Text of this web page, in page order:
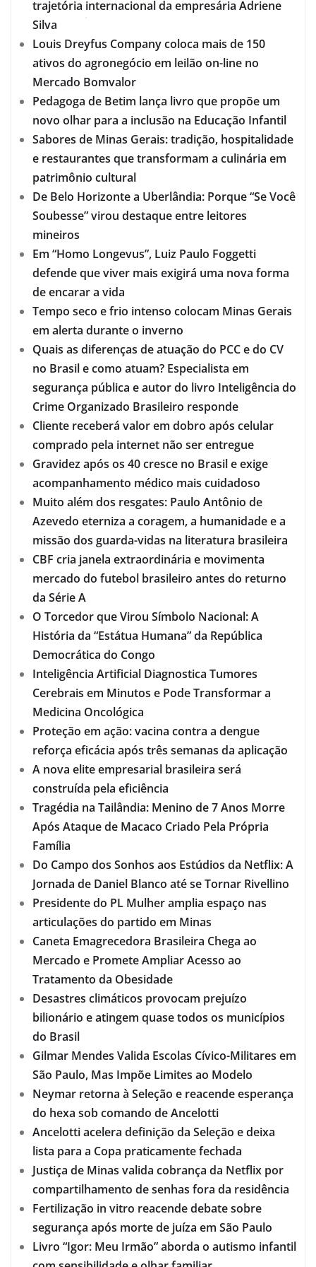
trajetória internacional da empresária Adriene
Silva
Louis Dreyfus Company coloca mais de 150
ativos do agronegócio em leilão on-line no
Mercado Bomvalor
Pedagoga de Betim lança livro que propõe um
novo olhar para a inclusão na Educação Infantil
Sabores de Minas Gerais: tradição, hospitalidade
e restaurantes que transformam a culinária em
patrimônio cultural
De Belo Horizonte a Uberlândia: Porque “Se Você
Soubesse” virou destaque entre leitores
mineiros
Em “Homo Longevus”, Luiz Paulo Foggetti
defende que viver mais exigirá uma nova forma
de encarar a vida
Tempo seco e frio intenso colocam Minas Gerais
em alerta durante o inverno
Quais as diferenças de atuação do PCC e do CV
no Brasil e como atuam? Especialista em
segurança pública e autor do livro Inteligência do
Crime Organizado Brasileiro responde
Cliente receberá valor em dobro após celular
comprado pela internet não ser entregue
Gravidez após os 40 cresce no Brasil e exige
acompanhamento médico mais cuidadoso
Muito além dos resgates: Paulo Antônio de
Azevedo eterniza a coragem, a humanidade e a
missão dos guarda-vidas na literatura brasileira
CBF cria janela extraordinária e movimenta
mercado do futebol brasileiro antes do returno
da Série A
O Torcedor que Virou Símbolo Nacional: A
História da “Estátua Humana” da República
Democrática do Congo
Inteligência Artificial Diagnostica Tumores
Cerebrais em Minutos e Pode Transformar a
Medicina Oncológica
Proteção em ação: vacina contra a dengue
reforça eficácia após três semanas da aplicação
A nova elite empresarial brasileira será
construída pela eficiência
Tragédia na Tailândia: Menino de 7 Anos Morre
Após Ataque de Macaco Criado Pela Própria
Família
Do Campo dos Sonhos aos Estúdios da Netflix: A
Jornada de Daniel Blanco até se Tornar Rivellino
Presidente do PL Mulher amplia espaço nas
articulações do partido em Minas
Caneta Emagrecedora Brasileira Chega ao
Mercado e Promete Ampliar Acesso ao
Tratamento da Obesidade
Desastres climáticos provocam prejuízo
bilionário e atingem quase todos os municípios
do Brasil
Gilmar Mendes Valida Escolas Cívico-Militares em
São Paulo, Mas Impõe Limites ao Modelo
Neymar retorna à Seleção e reacende esperança
do hexa sob comando de Ancelotti
Ancelotti acelera definição da Seleção e deixa
lista para a Copa praticamente fechada
Justiça de Minas valida cobrança da Netflix por
compartilhamento de senhas fora da residência
Fertilização in vitro reacende debate sobre
segurança após morte de juíza em São Paulo
Livro “Igor: Meu Irmão” aborda o autismo infantil